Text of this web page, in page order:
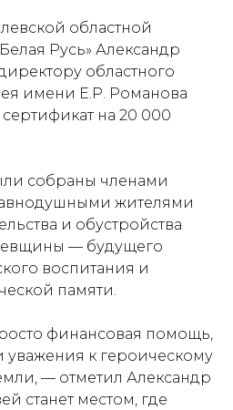
областной
Русь» Александр
областного
имени Е.Р. Романова
на 20 000
собраны членами
жителями
и обустройства
— будущего
воспитания и
памяти.
финансовая помощь,
уважения к героическому
— отметил Александр
станет местом, где